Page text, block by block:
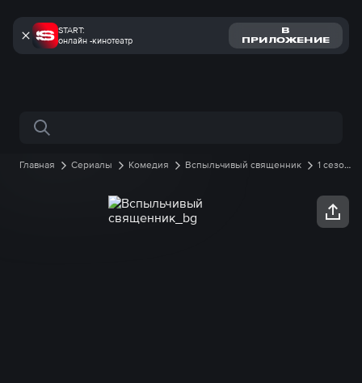
START:
онлайн -кинотеатр
В
ПРИЛОЖЕНИЕ
Поиск по сайту
Главная Сериалы Комедия Вспыльчивый священник
1 сезон